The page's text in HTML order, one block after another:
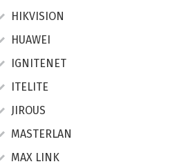
HIKVISION
HUAWEI
IGNITENET
ITELITE
JIROUS
MASTERLAN
MAX LINK